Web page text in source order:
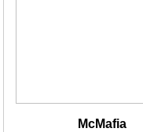
McMafia